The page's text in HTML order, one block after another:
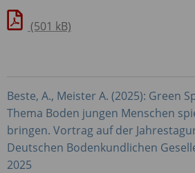
(501 kB)
Beste, A., Meister A. (2025): Green
Thema Boden jungen Menschen
bringen. Vortrag auf der
Deutschen Bodenkundlichen
2025